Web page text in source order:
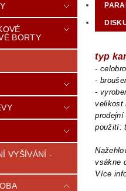
BORTY
VYŠÍVÁNÍ -
typ
-
-
-
velikost
prodejní
použití:
vsákne
Více